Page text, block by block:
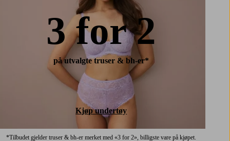
3 for 2
på utvalgte truser & bh-er*
Kjøp undertøy
*Tilbudet gjelder truser & bh-er merket med «3 for 2», billigste vare på kjøpet.